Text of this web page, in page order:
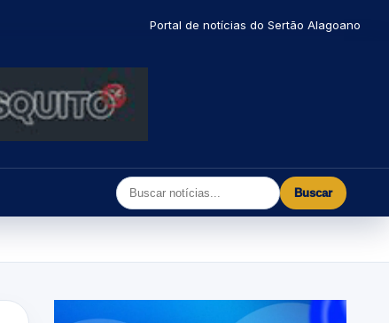
Portal de notícias do Sertão Alagoano
Buscar